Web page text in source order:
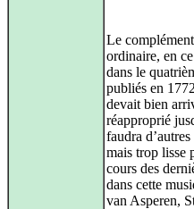
Le
ordinaire, en
dans le
publiés en
devait bien
réapproprié
faudra
mais trop lisse
cours des
dans cette
van Asperen,